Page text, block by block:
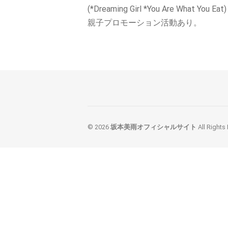
(*Dreaming Girl *You Are What You Eat)
親子プロモーション活動あり。
© 2026 坂本美雨オフィシャルサイト All Rights